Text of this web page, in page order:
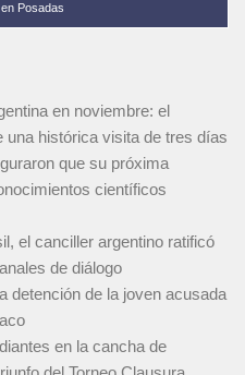
en Posadas
en noviembre: el
una histórica visita de tres días
que su próxima
científicos
el canciller argentino ratificó
de diálogo
detención de la joven acusada
en la cancha de